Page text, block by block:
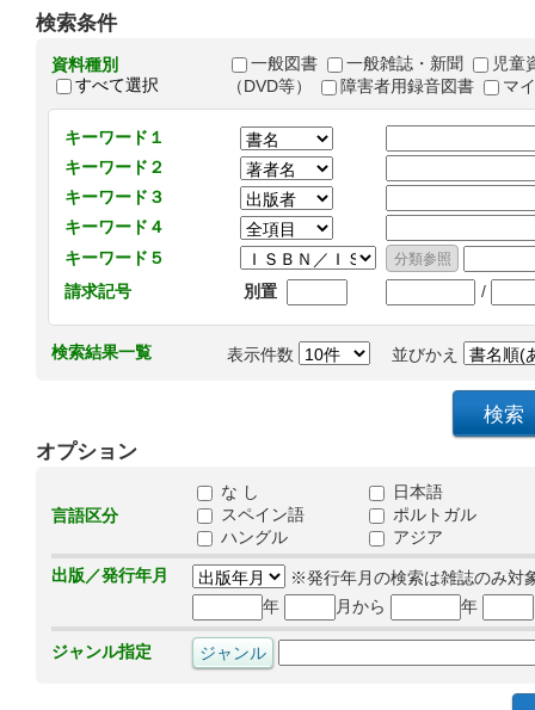
検索条件
資料種別
すべて選択
一般図書 一般雑誌・新聞
児童
（DVD等）
障害者用録音図書 マ
キーワード１
キーワード２
キーワード３
キーワード４
キーワード５
請求記号
別置 /
検索結果一覧 表示件数 並びかえ
オプション
言語区分
な し
日本語
スペイン語
ポルトガル
ハングル
アジア
出版／発行年月
※発行年月の検索は雑誌のみ対
年
月から 年
ジャンル指定